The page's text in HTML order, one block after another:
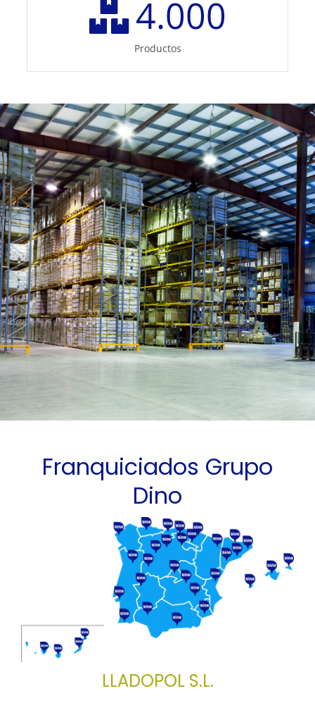
4.000
Productos
Franquiciados Grupo
Dino
LLADOPOL S.L.